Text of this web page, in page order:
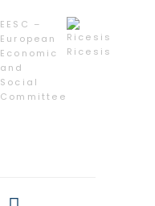
EESC –
European
Economic
and
Social
Committee
Ricesis